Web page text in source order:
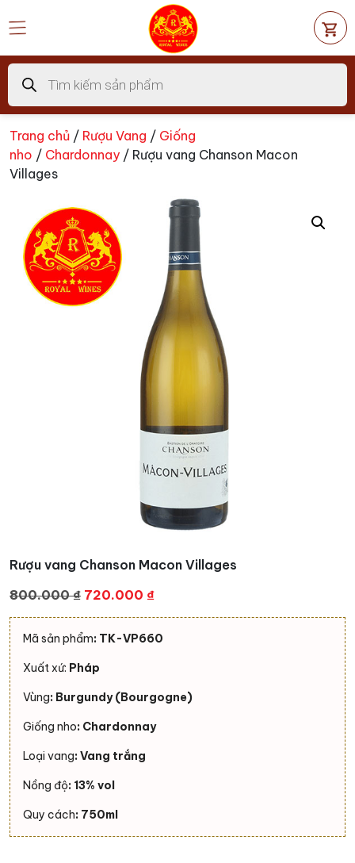
đến
dung
Tìm
kiếm
sản
phẩm
Trang chủ / Rượu Vang / Giống
nho / Chardonnay / Rượu vang Chanson Macon
Villages
Rượu vang Chanson Macon Villages
800.000₫ Giá
gốc
là:
720.000 ₫Giá
hiện
tại
Mã sản phẩm: TK-VP660
Xuất xứ: Pháp
Vùng: Burgundy (Bourgogne)
Giống nho: Chardonnay
Loại vang: Vang trắng
Nồng độ: 13% vol
Quy cách: 750ml